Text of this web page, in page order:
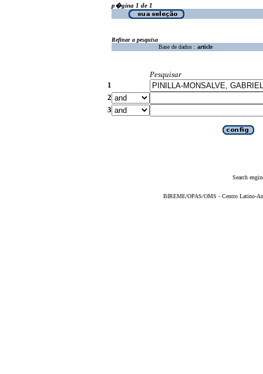
p�gina 1 de 1
Refinar a pesquisa
Base de dados : article
Pesquisar
1
2
3
Search
BIREME/OPAS/OMS - Centro Latino-